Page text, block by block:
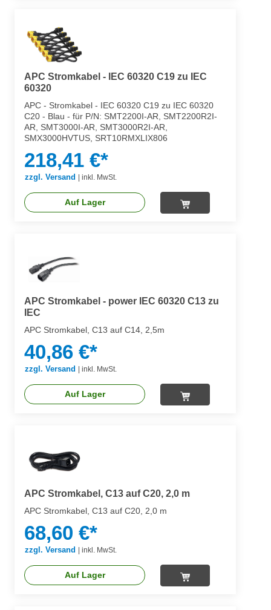
APC Stromkabel - IEC 60320 C19 zu IEC
60320
APC - Stromkabel - IEC 60320 C19 zu IEC 60320
C20 - Blau - für P/N: SMT2200I-AR, SMT2200R2I-
AR, SMT3000I-AR, SMT3000R2I-AR,
SMX3000HVTUS, SRT10RMXLIX806
218,41 €*
zzgl. Versand inkl. MwSt.
Auf Lager
APC Stromkabel - power IEC 60320 C13 zu
IEC
APC Stromkabel, C13 auf C14, 2,5m
40,86 €*
zzgl. Versand inkl. MwSt.
Auf Lager
APC Stromkabel, C13 auf C20, 2,0 m
APC Stromkabel, C13 auf C20, 2,0 m
68,60 €*
zzgl. Versand | inkl. MwSt.
Auf Lager